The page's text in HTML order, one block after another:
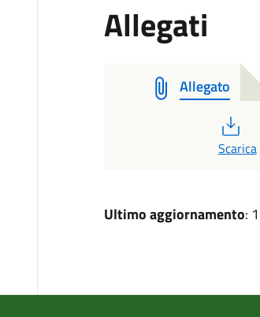
Allegati
Allegato
PDF
Scarica
Ultimo aggiornamento: